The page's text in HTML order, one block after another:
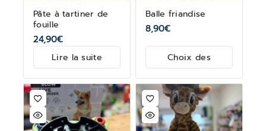
Pâte à tartiner de
fouille
24,90€
Lire la suite
Balle friandise
8,90€
Choix des